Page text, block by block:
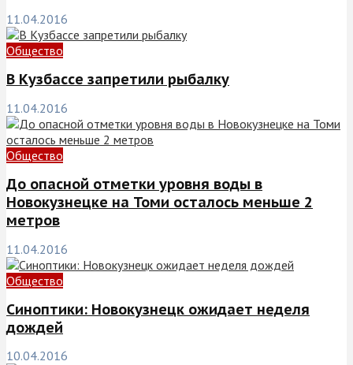
11.04.2016
Общество
В Кузбассе запретили рыбалку
11.04.2016
Общество
До опасной отметки уровня воды в
Новокузнецке на Томи осталось меньше 2
метров
11.04.2016
Общество
Синоптики: Новокузнецк ожидает неделя
дождей
10.04.2016